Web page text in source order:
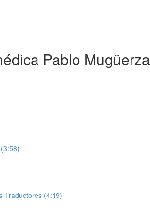
Pablo Mugüerza
Traductores (4:19)